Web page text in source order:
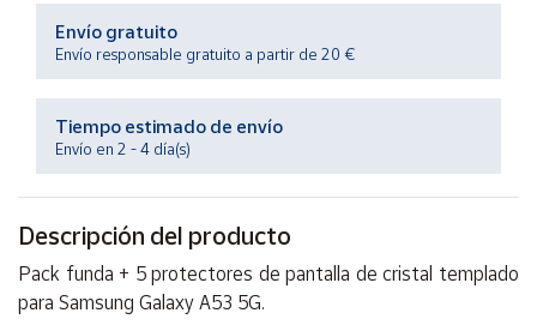
Contacto
Vendedores
Hazte
vendedor
vendedor
Envío gratuito
Envío responsable gratuito a partir de 20 €
Tiempo estimado de envío
Envío en 2 - 4 día(s)
Descripción del producto
Pack funda + 5 protectores de pantalla de cristal templado
para Samsung Galaxy A53 5G.